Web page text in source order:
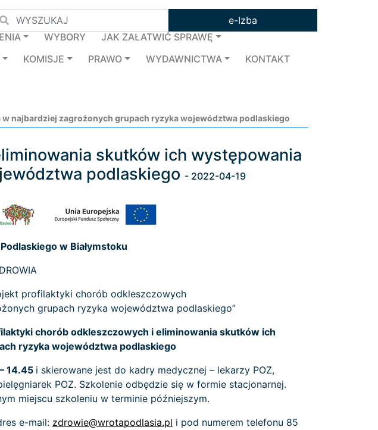
e-Izba
WYBORY
JAK ZAŁATWIĆ SPRAWĘ
KOMISJE PRAWO WYDAWNICTWA KONTAKT
najbardziej zagrożonych grupach ryzyka województwa podlaskiego
skutków ich występowania
podlaskiego - 2022-04-19
w Białymstoku
profilaktyki chorób odkleszczowych
grupach ryzyka województwa podlaskiego”
chorób odkleszczowych i eliminowania skutków ich
ryzyka województwa podlaskiego
14.45 i skierowane jest do kadry medycznej – lekarzy POZ,
POZ. Szkolenie odbędzie się w formie stacjonarnej.
miejscu szkoleniu w terminie późniejszym.
e-mail: zdrowie@wrotapodlasia.pl i pod numerem telefonu 85